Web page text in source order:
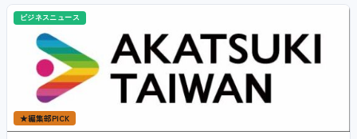
ビジネスニュース
★編集部PICK